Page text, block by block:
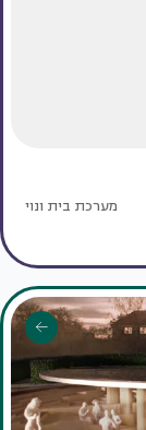
מערכת בית ונוי